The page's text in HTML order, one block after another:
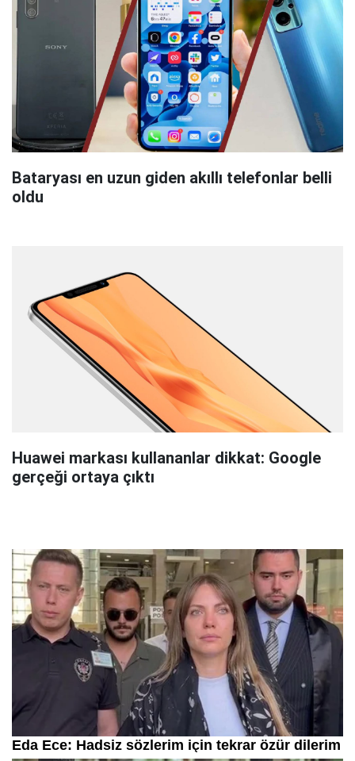
Bataryası en uzun giden akıllı telefonlar belli
oldu
Huawei markası kullananlar dikkat: Google
gerçeği ortaya çıktı